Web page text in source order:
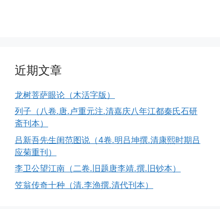
近期文章
龙树菩萨眼论（木活字版）
列子（八卷.唐.卢重元注.清嘉庆八年江都秦氏石研
斋刊本）
吕新吾先生闺范图说（4卷.明吕坤撰.清康熙时期吕
应菊重刊）
李卫公望江南（二卷.旧题唐李靖.撰.旧钞本）
笠翁传奇十种（清.李渔撰.清代刊本）